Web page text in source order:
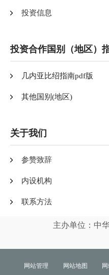
投资信息
投资合作国别（地区）
几内亚比绍指南pdf版
其他国别(地区)
关于我们
参赞致辞
内设机构
联系方法
主办单位：中
网站管理 网站地图